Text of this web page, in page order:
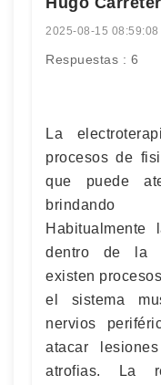
2025-08-15 08:59:08
Respuestas : 6
La
procesos de
que puede
brindando
Habitualmente
dentro de la
existen
el sistema
nervios
atacar
atrofias. La